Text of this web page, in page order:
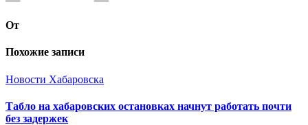
От
Похожие записи
Новости Хабаровска
Табло на хабаровских остановках начнут работать почти
без задержек